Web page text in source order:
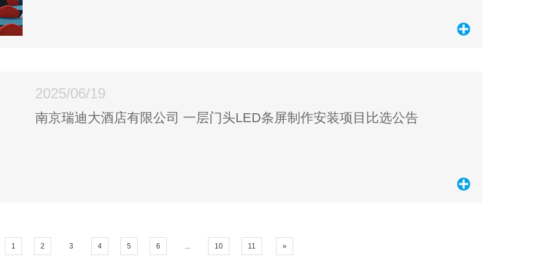
2025/06/19
南京瑞迪大酒店有限公司 一层门头LED条屏制作安装项目比选公告
1 2 3 4 5 6 ... 10 11 »